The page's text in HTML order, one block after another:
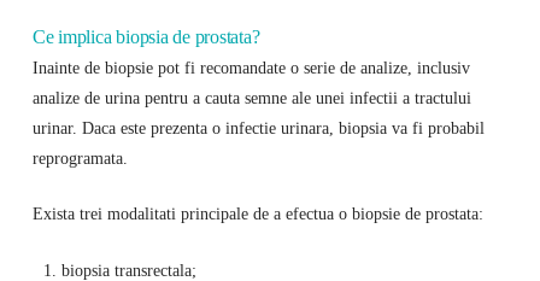
Ce implica biopsia de prostata?
Inainte de biopsie pot fi recomandate o serie de analize, inclusiv
analize de urina pentru a cauta semne ale unei infectii a tractului
urinar. Daca este prezenta o infectie urinara, biopsia va fi probabil
reprogramata.
Exista trei modalitati principale de a efectua o biopsie de prostata:
biopsia transrectala;